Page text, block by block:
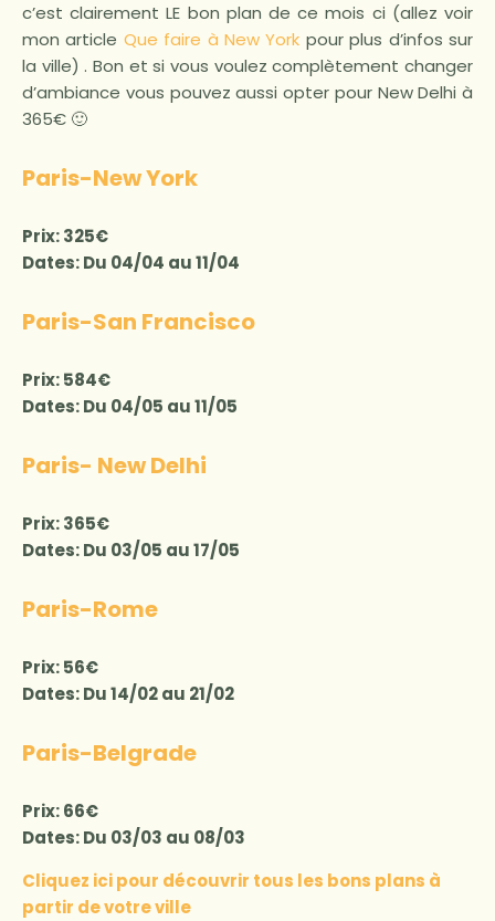
c’est clairement LE bon plan de ce mois ci (allez voir
mon article Que faire à New York pour plus d’infos sur
la ville) . Bon et si vous voulez complètement changer
d’ambiance vous pouvez aussi opter pour New Delhi à
365€ 🙂
Paris-New York
Prix: 325€
Dates: Du 04/04 au 11/04
Paris-San Francisco
Prix: 584€
Dates: Du 04/05 au 11/05
Paris- New Delhi
Prix: 365€
Dates: Du 03/05 au 17/05
Paris-Rome
Prix: 56€
Dates: Du 14/02 au 21/02
Paris-Belgrade
Prix: 66€
Dates: Du 03/03 au 08/03
Cliquez ici pour découvrir tous les bons plans à
partir de votre ville